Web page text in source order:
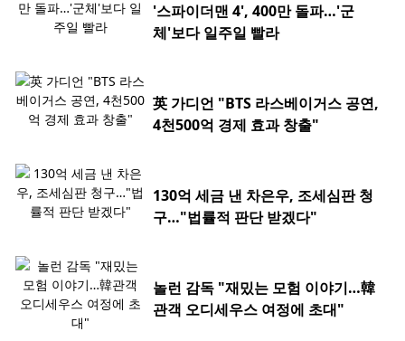
'스파이더맨 4', 400만 돌파…'군
체'보다 일주일 빨라
英 가디언 "BTS 라스베이거스 공연,
4천500억 경제 효과 창출"
130억 세금 낸 차은우, 조세심판 청
구…"법률적 판단 받겠다"
놀런 감독 "재밌는 모험 이야기…韓
관객 오디세우스 여정에 초대"